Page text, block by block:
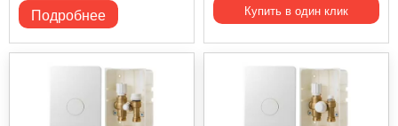
Подробнее Купить в один клик